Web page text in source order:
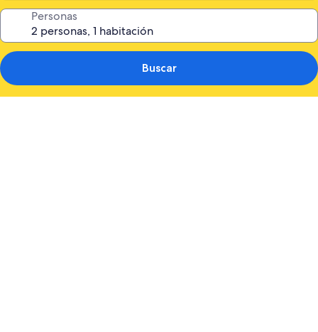
Personas
Buscar